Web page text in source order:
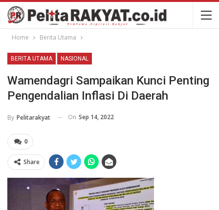
Home Berita Utama
BERITA UTAMA NASIONAL
Wamendagri Sampaikan Kunci Penting
Pengendalian Inflasi Di Daerah
By Pelitarakyat On Sep 14, 2022
0
Share